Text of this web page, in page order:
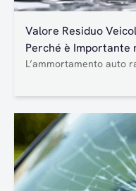
Valore Residuo
Perché è Importante
L’ammortamento auto
fondamentale
consumatori?
parte dell’industria
sulla redditività e sui
utilizzato a beneficio